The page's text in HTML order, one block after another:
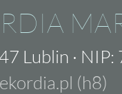
Lublin · NIP:
(h8)